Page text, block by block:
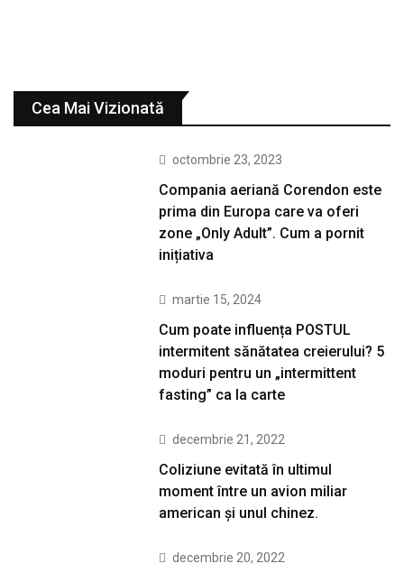
Cea Mai Vizionată
octombrie 23, 2023
Compania aeriană Corendon este
prima din Europa care va oferi
zone „Only Adult”. Cum a pornit
inițiativa
martie 15, 2024
Cum poate influența POSTUL
intermitent sănătatea creierului? 5
moduri pentru un „intermittent
fasting” ca la carte
decembrie 21, 2022
Coliziune evitată în ultimul
moment între un avion miliar
american şi unul chinez.
decembrie 20, 2022